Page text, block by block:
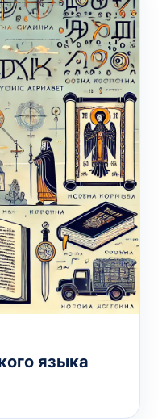
языка